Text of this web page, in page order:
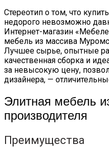
Стереотип о том, что
недорого невозможно
Интернет-магазин
мебель из массива
Лучшее сырье, опытные
качественная сборка и
за невысокую цену,
дизайнера, —
Элитная мебель
производителя
Преимущества